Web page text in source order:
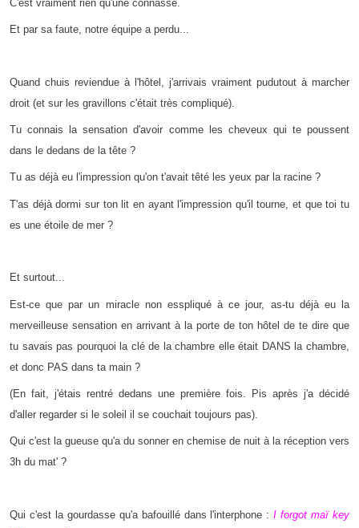
C'est vraiment rien qu'une connasse.
Et par sa faute, notre équipe a perdu...
Quand chuis reviendue à l'hôtel, j'arrivais vraiment pudutout à marcher
droit (et sur les gravillons c'était très compliqué).
Tu connais la sensation d'avoir comme les cheveux qui te poussent
dans le dedans de la tête ?
Tu as déjà eu l'impression qu'on t'avait têté les yeux par la racine ?
T'as déjà dormi sur ton lit en ayant l'impression qu'il tourne, et que toi tu
es une étoile de mer ?
Et surtout...
Est-ce que par un miracle non esspliqué à ce jour, as-tu déjà eu la
merveilleuse sensation en arrivant à la porte de ton hôtel de te dire que
tu savais pas pourquoi la clé de la chambre elle était DANS la chambre,
et donc PAS dans ta main ?
(En fait, j'étais rentré dedans une première fois. Pis après j'a décidé
d'aller regarder si le soleil il se couchait toujours pas).
Qui c'est la gueuse qu'a du sonner en chemise de nuit à la réception vers
3h du mat' ?
Qui c'est la gourdasse qu'a bafouillé dans l'interphone :I forgot maï key